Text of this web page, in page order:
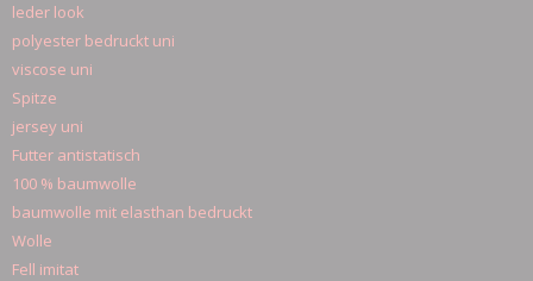
leder look
polyester bedruckt uni
viscose uni
Spitze
jersey uni
Futter antistatisch
100 % baumwolle
baumwolle mit elasthan bedruckt
Wolle
Fell imitat